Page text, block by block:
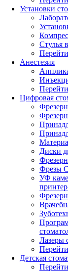
Установки
Стулья
Анестезия
Цифровая
Диски
Фрезы
УФ
Лазеры
Детская